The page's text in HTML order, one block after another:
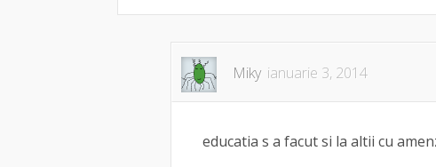
Miky ianuarie 3, 2014
educatia s a facut si la altii cu